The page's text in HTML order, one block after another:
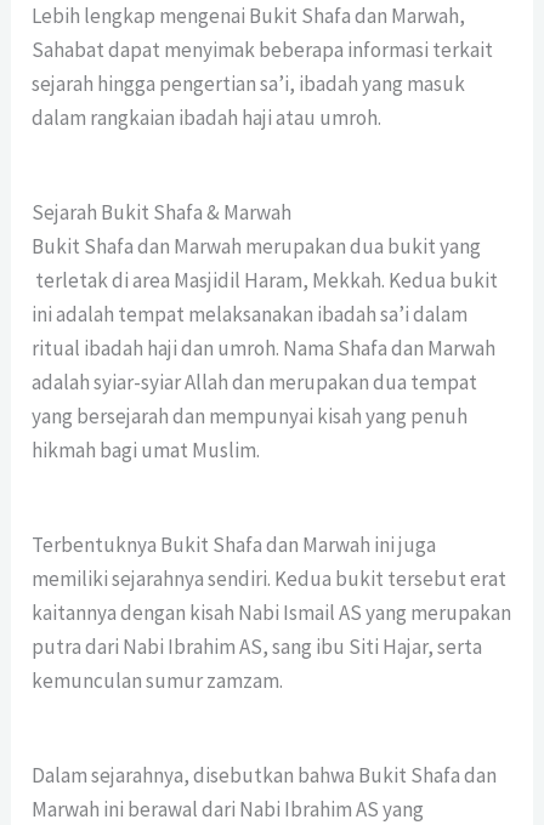
Lebih lengkap mengenai Bukit Shafa dan Marwah,
Sahabat dapat menyimak beberapa informasi terkait
sejarah hingga pengertian sa’i, ibadah yang masuk
dalam rangkaian ibadah haji atau umroh.
Sejarah Bukit Shafa & Marwah
Bukit Shafa dan Marwah merupakan dua bukit yang
terletak di area Masjidil Haram, Mekkah. Kedua bukit
ini adalah tempat melaksanakan ibadah sa’i dalam
ritual ibadah haji dan umroh. Nama Shafa dan Marwah
adalah syiar-syiar Allah dan merupakan dua tempat
yang bersejarah dan mempunyai kisah yang penuh
hikmah bagi umat Muslim.
Terbentuknya Bukit Shafa dan Marwah ini juga
memiliki sejarahnya sendiri. Kedua bukit tersebut erat
kaitannya dengan kisah Nabi Ismail AS yang merupakan
putra dari Nabi Ibrahim AS, sang ibu Siti Hajar, serta
kemunculan sumur zamzam.
Dalam sejarahnya, disebutkan bahwa Bukit Shafa dan
Marwah ini berawal dari Nabi Ibrahim AS yang